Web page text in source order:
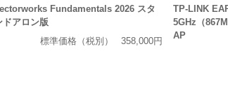
Fundamentals 2026 スタ
ドアロン版
標準価格（税別）
358,000円
TP-LINK
5GHz（
AP